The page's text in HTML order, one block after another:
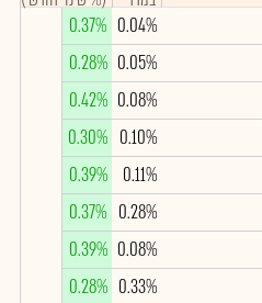
0.04%
0.37%
0.05%
0.28%
0.08%
0.42%
0.10%
0.30%
0.11%
0.39%
0.28%
0.37%
0.08%
0.39%
0.33%
0.28%